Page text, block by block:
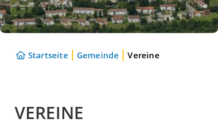
Startseite Gemeinde Vereine
VEREINE